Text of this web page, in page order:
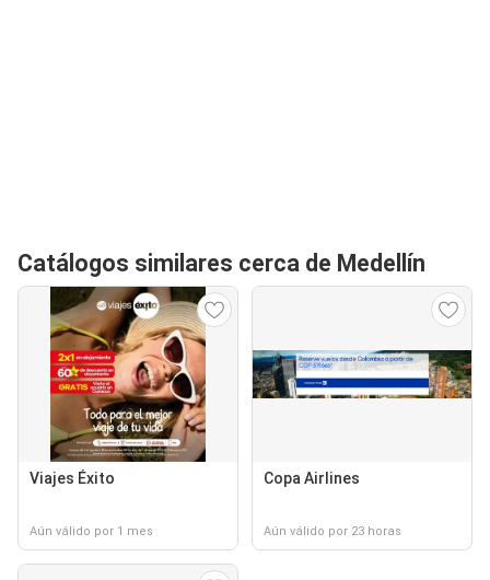
Catálogos similares cerca de Medellín
Viajes Éxito
Aún válido por 1 mes
Copa Airlines
Aún válido por 23 horas